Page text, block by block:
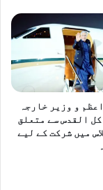
و وزیر خارجہ
القدس سے متعلق
میں شرکت کے لیے